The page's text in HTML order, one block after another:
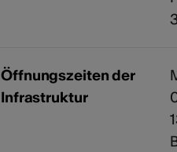
Öffnungszeiten der
Infrastruktur